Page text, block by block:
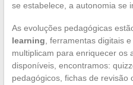
se estabelece, a autonomia se
As evoluções pedagógicas
learning , ferramentas digitais
multiplicam para enriquecer os
disponíveis, encontramos:
pedagógicos, fichas de revisão